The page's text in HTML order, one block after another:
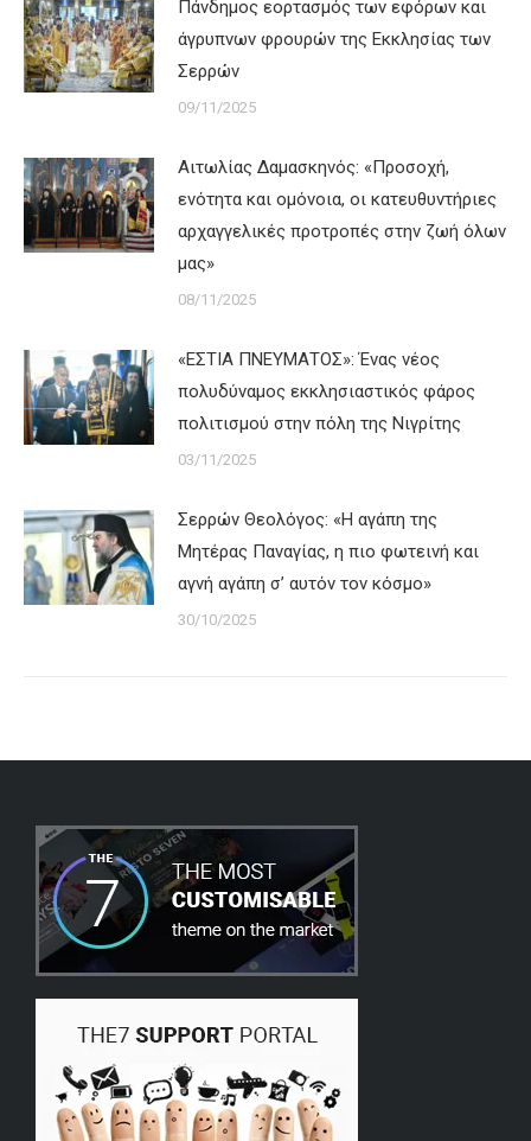
Πάνδημος εορτασμός των εφόρων και
άγρυπνων φρουρών της Εκκλησίας των
Σερρών
09/11/2025
Αιτωλίας Δαμασκηνός: «Προσοχή,
ενότητα και ομόνοια, οι κατευθυντήριες
αρχαγγελικές προτροπές στην ζωή όλων
μας»
08/11/2025
«ΕΣΤΙΑ ΠΝΕΥΜΑΤΟΣ»: Ένας νέος
πολυδύναμος εκκλησιαστικός φάρος
πολιτισμού στην πόλη της Νιγρίτης
03/11/2025
Σερρών Θεολόγος: «Η αγάπη της
Μητέρας Παναγίας, η πιο φωτεινή και
αγνή αγάπη σ’ αυτόν τον κόσμο»
30/10/2025